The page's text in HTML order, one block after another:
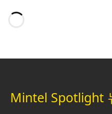
Mintel Spotlight